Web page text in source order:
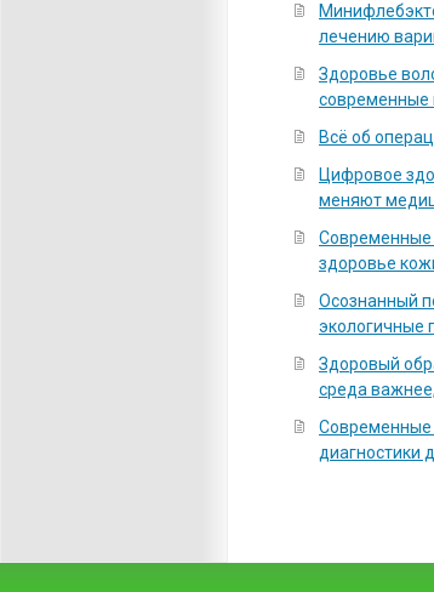
лечению
Здоровье
современные
Всё об
Цифровое
меняют
Современные
здоровье
Осознанный
экологичные
Здоровый
среда
Современные
диагностики